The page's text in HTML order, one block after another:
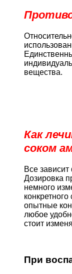
вещества.
Как
соком
Все зависит
Дозировка
немного
опытные
любое
стоит
При